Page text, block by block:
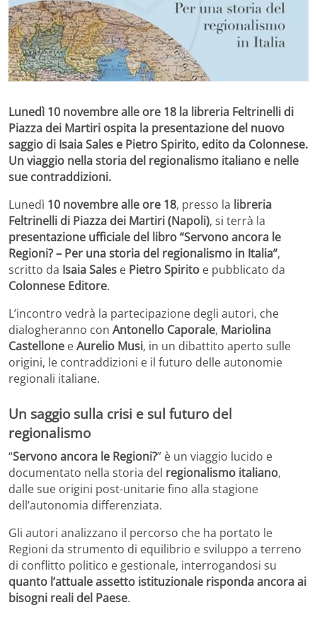
Lunedì 10 novembre alle ore 18 la libreria Feltrinelli di
Piazza dei Martiri ospita la presentazione del nuovo
saggio di Isaia Sales e Pietro Spirito, edito da Colonnese.
Un viaggio nella storia del regionalismo italiano e nelle
sue contraddizioni.
Lunedì 10 novembre alle ore 18, presso la libreria
Feltrinelli di Piazza dei Martiri (Napoli), si terrà la
presentazione ufficiale del libro “Servono ancora le
Regioni? – Per una storia del regionalismo in Italia”,
scritto da Isaia Sales e Pietro Spirito e pubblicato da
Colonnese Editore.
L’incontro vedrà la partecipazione degli autori, che
dialogheranno con Antonello Caporale, Mariolina
Castellone eAurelio Musi, in un dibattito aperto sulle
origini, le contraddizioni e il futuro delle autonomie
regionali italiane.
Un saggio sulla crisi e sul futuro del
regionalismo
“Servono ancora le Regioni?” è un viaggio lucido e
documentato nella storia del regionalismo italiano,
dalle sue origini post-unitarie fino alla stagione
dell’autonomia differenziata.
Gli autori analizzano il percorso che ha portato le
Regioni da strumento di equilibrio e sviluppo a terreno
di conflitto politico e gestionale, interrogandosi su
quanto l’attuale assetto istituzionale risponda ancora ai
bisogni reali del Paese.